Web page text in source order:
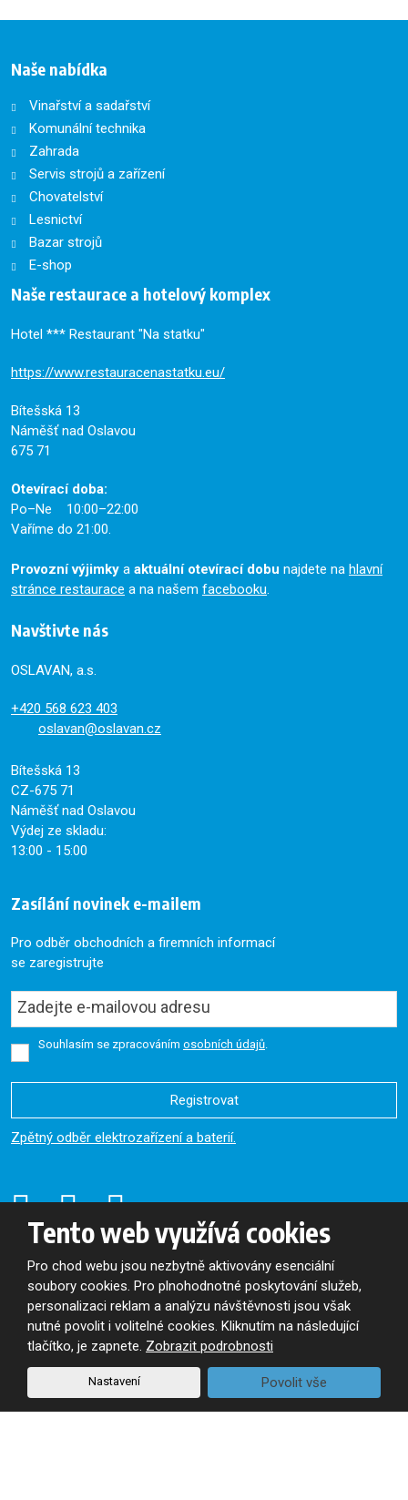
Naše nabídka
Vinařství a sadařství
Komunální technika
Zahrada
Servis strojů a zařízení
Chovatelství
Lesnictví
Bazar strojů
E-shop
Naše restaurace a hotelový komplex
Hotel *** Restaurant "Na statku"
https://www.restauracenastatku.eu/
Bítešská 13
Náměšť nad Oslavou
675 71
Otevírací doba:
Po–Ne 10:00–22:00
Vaříme do 21:00.
Provozní výjimky a aktuální otevírací dobu najdete na hlavní
stránce restaurace a na našem facebooku
Navštivte nás
OSLAVAN, a.s.
+420 568 623 403
oslavan@oslavan.cz
Bítešská 13
CZ-675 71
Náměšť nad Oslavou
Výdej ze skladu:
13:00 - 15:00
Zasílání novinek e-mailem
Pro odběr obchodních a firemních informací
se zaregistrujte
Souhlasím se zpracováním osobních údajů
Registrovat
Formulář
odeslat.
Zpětný odběr elektrozařízení a baterií.
© 2026, Oslavan, a.s. - všechna práva vyhrazena
Mapa stránek|Podmínky použití
VYROBILA
Tento web je chráněn pomocí Google ReCAPTCHA a platí pro něj
Tento web využívá cookies
Pro chod webu jsou nezbytně aktivovány esenciální
soubory cookies. Pro plnohodnotné poskytování služeb,
personalizaci reklam a analýzu návštěvnosti jsou však
nutné povolit i volitelné cookies. Kliknutím na následující
tlačítko, je zapnete. Zobrazit podrobnosti
Nastavení Povolit vše